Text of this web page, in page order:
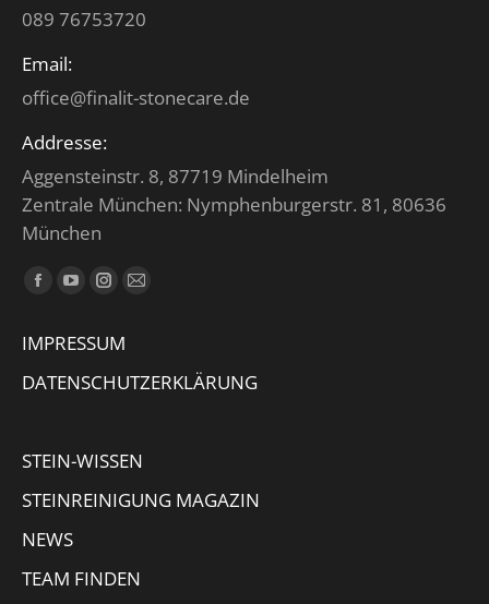
089 76753720
Email:
office@finalit-stonecare.de
Addresse:
Aggensteinstr. 8, 87719 Mindelheim
Zentrale München: Nymphenburgerstr. 81, 80636
München
Finden Sie uns auf:
Facebook
opens
in
YouTube
opens
in
Instagram
opens
in
E-
opens
window
IMPRESSUM
DATENSCHUTZERKLÄRUNG
STEIN-WISSEN
STEINREINIGUNG MAGAZIN
NEWS
TEAM FINDEN